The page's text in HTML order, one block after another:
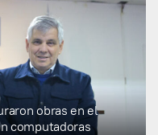
obras en el
computadoras